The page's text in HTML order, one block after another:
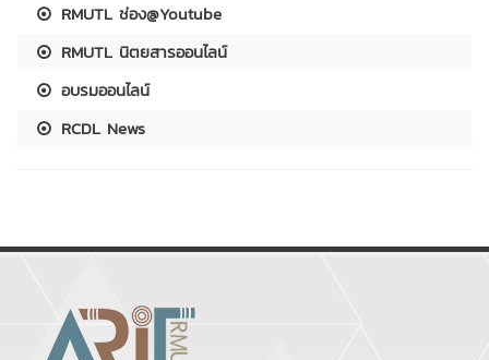
RMUTL ช่อง@Youtube
RMUTL นิตยสารออนไลน์
อบรมออนไลน์
RCDL News